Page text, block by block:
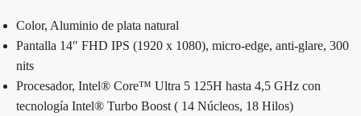
Color, Aluminio de plata natural
Pantalla 14″ FHD IPS (1920 x 1080), micro-edge, anti-glare, 300
nits
Procesador, Intel® Core™ Ultra 5 125H hasta 4,5 GHz con
tecnología Intel® Turbo Boost ( 14 Núcleos, 18 Hilos)